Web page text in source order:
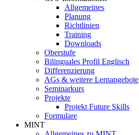
Allgemeines
Planung
Richtlinien
Training
Downloads
Oberstufe
Bilinguales Profil Englisch
Differenzierung
AGs & weitere Lernangebote
Seminarkurs
Projekte
Projekt Future Skills
Formulare
MINT